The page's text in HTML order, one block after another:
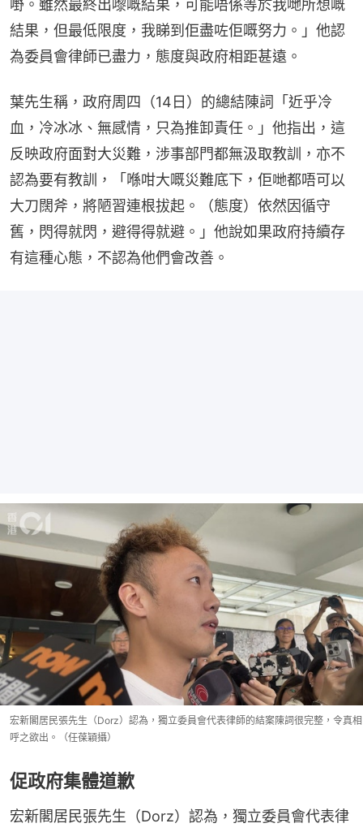
嘢。雖然最終出嚟嘅結果，可能唔係等於我哋所想嘅
結果，但最低限度，我睇到佢盡咗佢嘅努力。」他認
為委員會律師已盡力，態度與政府相距甚遠。
葉先生稱，政府周四（14日）的總結陳詞「近乎冷
血，冷冰冰、無感情，只為推卸責任。」他指出，這
反映政府面對大災難，涉事部門都無汲取教訓，亦不
認為要有教訓，「喺咁大嘅災難底下，佢哋都唔可以
大刀闊斧，將陋習連根拔起。（態度）依然因循守
舊，閃得就閃，避得得就避。」他說如果政府持續存
有這種心態，不認為他們會改善。
宏新閣居民張先生（Dorz）認為，獨立委員會代表律師的結案陳詞很完整，令真相
呼之欲出。（任葆穎攝）
促政府集體道歉
宏新閣居民張先生（Dorz）認為，獨立委員會代表律